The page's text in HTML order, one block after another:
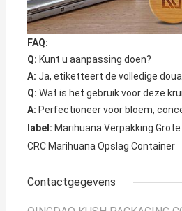
FAQ:
Q: Kunt u aanpassing doen?
A: Ja, etiketteert de volledige
Q: Wat is het gebruik voor deze
A: Perfectioneer voor bloem,
label: Marihuana Verpakking
CRC Marihuana Opslag Container
Contactgegevens